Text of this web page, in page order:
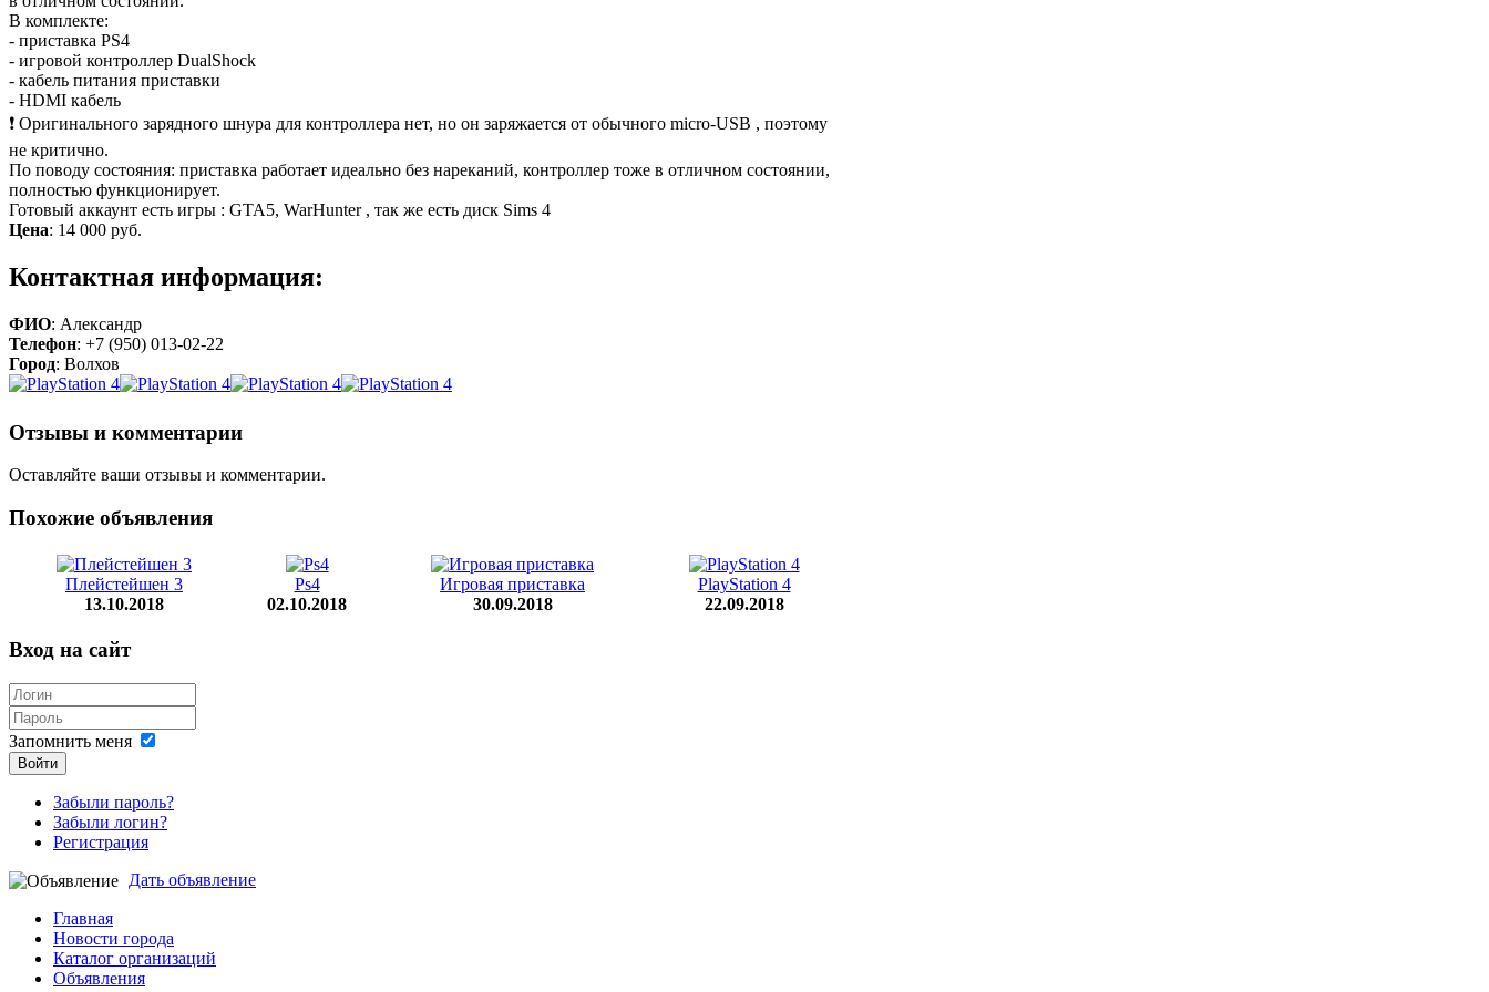
В комплекте:
- приставка PS4
- игровой контроллер DualShock
- кабель питания приставки
- HDMI кабель
❗️ Оригинального зарядного шнура для контроллера нет, но он заряжается от обычного micro-USB , поэтому
не критично.
По поводу состояния: приставка работает идеально без нареканий, контроллер тоже в отличном состоянии,
полностью функционирует.
Готовый аккаунт есть игры : GTA5, WarHunter , так же есть диск Sims 4
Цена: 14 000 руб.
Контактная информация:
ФИО: Александр
Телефон: +7 (950) 013-02-22
Город: Волхов
Отзывы и комментарии
Оставляйте ваши отзывы и комментарии.
Похожие объявления
Плейстейшен 3
13.10.2018
Ps4
02.10.2018
Игровая приставка
30.09.2018
PlayStation 4
22.09.2018
Вход на сайт
Запомнить меня
Войти
Забыли пароль?
Забыли логин?
Регистрация
Дать объявление
Главная
Новости города
Каталог организаций
Объявления